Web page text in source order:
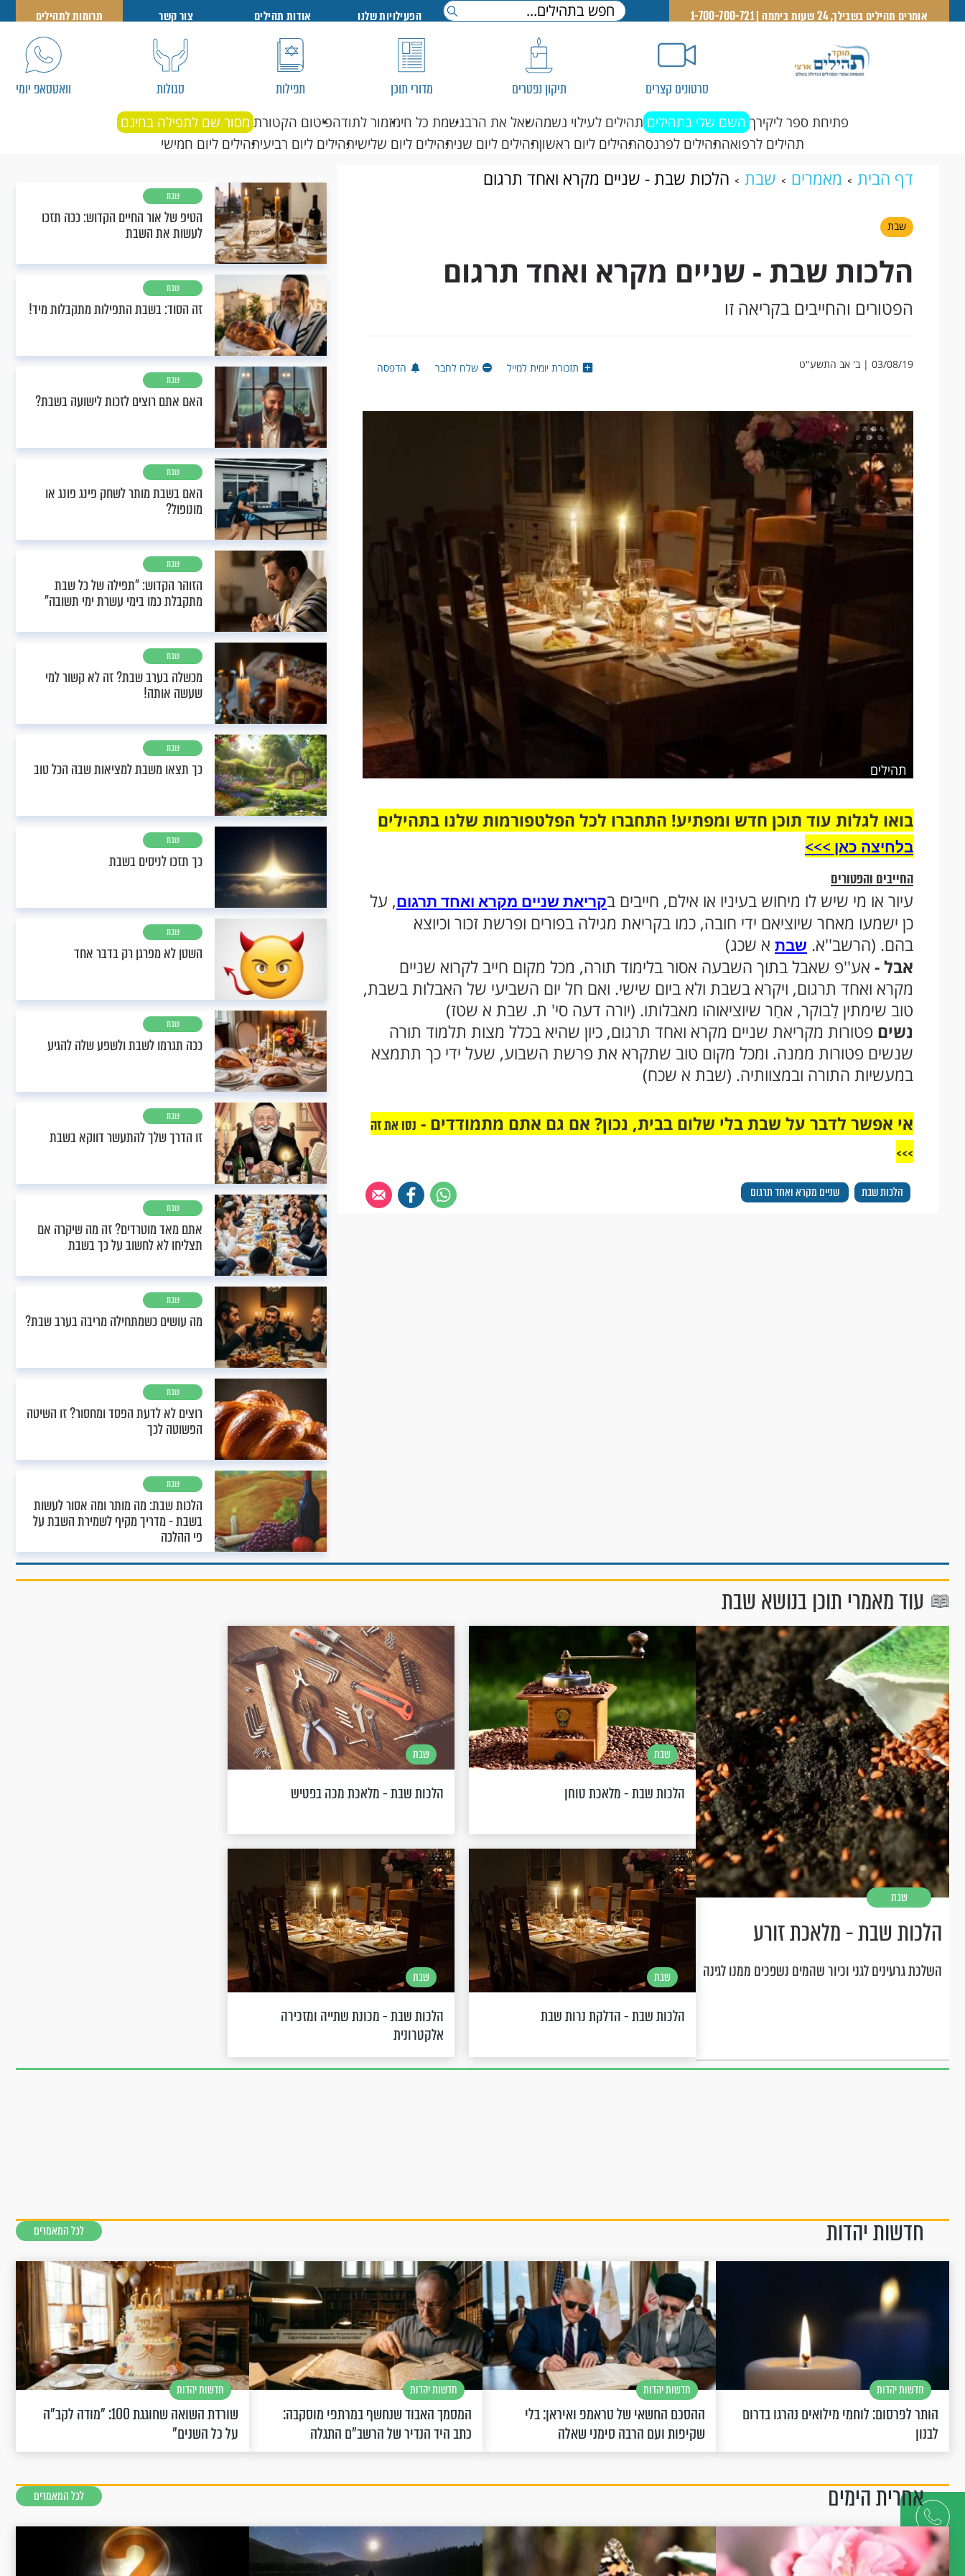
דברו
איתנו
אומרים תהילים בשבילך, 24 שעות ביממה | 1-700-700-721 הפעילויות שלנו אודות תהילים צור קשר תרומות לתהילים
סרטונים קצרים תיקון נפטרים מדורי תוכן תפילות סגולות וואטסאפ יומי
פתיחת ספר ליקירך השם שלי בתהילים תהילים לעילוי נשמהשאל את הרבנשמת כל חימזמור לתודהפיטום הקטורת מסור שם לתפילה בחינם
תהילים לרפואהתהילים לפרנסהתהילים ליום ראשוןתהילים ליום שניתהילים ליום שלישיתהילים ליום רביעיתהילים ליום חמישי
דף הבית מאמרים שבת הלכות שבת - שניים מקרא ואחד תרגום
שבת
הלכות שבת - שניים מקרא ואחד תרגום
הפטורים והחייבים בקריאה זו
03/08/19 | ב' אב התשע"ט תזכורת יומית למייל שלח לחבר הדפסה
תהילים
בואו לגלות עוד תוכן חדש ומפתיע! התחברו לכל הפלטפורמות שלנו בתהילים
בלחיצה כאן >>>​
החייבים והפטורים
עיור או מי שיש לו מיחוש בעיניו או אילם, חייבים בקריאת שניים מקרא ואחד תרגום, על
כן ישמעו מאחר שיוציאם ידי חובה, כמו בקריאת מגילה בפורים ופרשת זכור וכיוצא
בהם. (הרשב''א. שבת א שכג)
אבל - אע''פ שאבל בתוך השבעה אסור בלימוד תורה, מכל מקום חייב לקרוא שניים
מקרא ואחד תרגום, ויקרא בשבת ולא ביום שישי. ואם חל יום השביעי של האבלות בשבת,
טוב שימתין לַבוקר, אחַר שיוציאוהו מאבלותו. (יורה דעה סי' ת. שבת א שטז)
נשים פטורות מקריאת שניים מקרא ואחד תרגום, כיון שהיא בכלל מצות תלמוד תורה
שנשים פטורות ממנה. ומכל מקום טוב שתקרא את פרשת השבוע, שעל ידי כך תתמצא
במעשיות התורה ובמצוותיה. (שבת א שכח)
הלכות שבת שניים מקרא ואחד תרגום
אי אפשר לדבר על שבת בלי שלום בבית, נכון? אם גם אתם מתמודדים - נסו את זה
>>>
שבת
הטיפ של אור החיים הקדוש: ככה תזכו
לעשות את השבת
שבת
זה הסוד: בשבת התפילות מתקבלות מיד!
שבת
האם אתם רוצים לזכות לישועה בשבת?
שבת
האם בשבת מותר לשחק פינג פונג או
מונופול?
שבת
הזוהר הקדוש: "תפילה של כל שבת
מתקבלת כמו בימי עשרת ימי תשובה"
שבת
מכשלה בערב שבת? זה לא קשור למי
שעשה אותה!
שבת
כך תצאו משבת למציאות שבה הכל טוב
שבת
כך תזכו לניסים בשבת
שבת
השטן לא מפרגן רק בדבר אחד
שבת
ככה תגרמו לשבת ולשפע שלה להגיע
שבת
זו הדרך שלך להתעשר דווקא בשבת
שבת
אתם מאד מוטרדים? זה מה שיקרה אם
תצליחו לא לחשוב על כך בשבת
שבת
מה עושים כשמתחילה מריבה בערב שבת?
שבת
רוצים לא לדעת הפסד ומחסור? זו השיטה
הפשוטה לכך
שבת
הלכות שבת: מה מותר ומה אסור לעשות
בשבת - מדריך מקיף לשמירת השבת על
פי ההלכה
עוד מאמרי תוכן בנושא שבת
שבת
הלכות שבת - מלאכת זורע
השלכת גרעינים לגני וכיור שהמים נשפכים ממנו לגינה
שבת
הלכות שבת - מלאכת טוחן
שבת
הלכות שבת - מלאכת מכה בפטיש
שבת
הלכות שבת - הדלקת נרות שבת
שבת
הלכות שבת - מכונת שתייה ומזכירה
אלקטרונית
חדשות יהדות לכל המאמרים
חדשות יהדות
הותר לפרסום: לוחמי מילואים נהרגו בדרום
לבנון
חדשות יהדות
ההסכם החשאי של טראמפ ואיראן: בלי
שקיפות ועם הרבה סימני שאלה
חדשות יהדות
המסמך האבוד שנחשף במרתפי מוסקבה:
כתב היד הנדיר של הרשב"ם התגלה
חדשות יהדות
שורדת השואה שחוגגת 100: "מודה לקב"ה
על כל השנים"
אחרית הימים לכל המאמרים